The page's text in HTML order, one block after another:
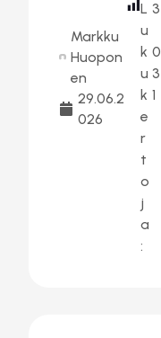
Markku
Huopon
en
29.06.2
026
L
u
k
u
k
e
r
t
o
j
a
:
3
0
3
1